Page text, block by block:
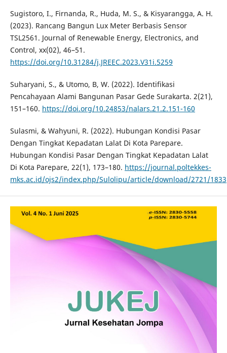
Sugistoro, I., Firnanda, R., Huda, M. S., & Kisyarangga, A. H.
(2023). Rancang Bangun Lux Meter Berbasis Sensor
TSL2561. Journal of Renewable Energy, Electronics, and
Control, xx(02), 46–51.
https://doi.org/10.31284/j.JREEC.2023.V31i.5259
Suharyani, S., & Utomo, B, W. (2022). Identifikasi
Pencahayaan Alami Bangunan Pasar Gede Surakarta. 2(21),
151–160. https://doi.org/10.24853/nalars.21.2.151-160
Sulasmi, & Wahyuni, R. (2022). Hubungan Kondisi Pasar
Dengan Tingkat Kepadatan Lalat Di Kota Parepare.
Hubungan Kondisi Pasar Dengan Tingkat Kepadatan Lalat
Di Kota Parepare, 22(1), 173–180. https://journal.poltekkes-
mks.ac.id/ojs2/index.php/Sulolipu/article/download/2721/1833